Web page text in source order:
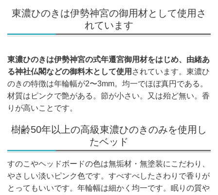
東濃ひのきは伊勢神宮の御用材として使用さ
れています
東濃ひのきは伊勢神宮の式年遷宮御用材をはじめ、由緒あ
る神社仏閣などの御料木として使用 されています。東濃ひ
のきの特徴は年輪幅が2〜3mm。均一でほぼ真円である。
材質はピンクで艶がある。節が小さい。又は殆ど無い。香
りが高いことです。
樹齢50年以上の高級東濃ひのきのみを使用し
たベッド
すのこやヘッドボードの色は無垢材・無塗装にこだわり、
やさしい淡いピンク色です。すべすべしたさわりで香りが
とってもいいです。年輪幅は細かく均一です。眠りの質や